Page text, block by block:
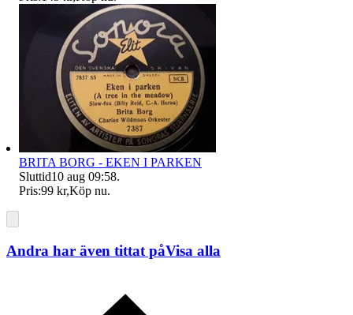
BRITA BORG - EKEN I PARKEN
Sluttid10 aug 09:58.
Pris:99 kr,Köp nu.
Andra har även tittat påVisa alla